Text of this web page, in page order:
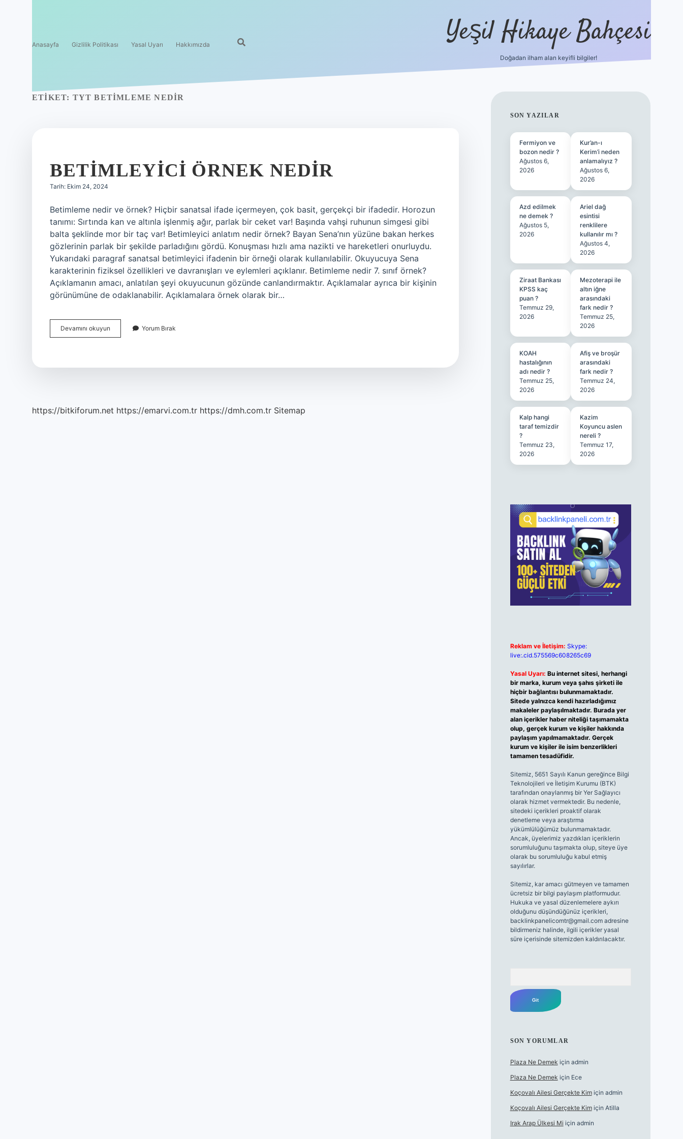
Anasayfa Gizlilik Politikası Yasal Uyarı Hakkımızda Yeşil Hikaye Bahçesi
Doğadan ilham alan keyifli bilgiler!
ETIKET: TYT BETIMLEME NEDIR
BETIMLEYICI ÖRNEK NEDIR
Tarih: Ekim 24, 2024
Betimleme nedir ve örnek? Hiçbir sanatsal ifade içermeyen, çok basit, gerçekçi bir ifadedir. Horozun
tanımı: Sırtında kan ve altınla işlenmiş ağır, parlak bir ceket var! Başında vahşi ruhunun simgesi gibi
balta şeklinde mor bir taç var! Betimleyici anlatım nedir örnek? Bayan Sena’nın yüzüne bakan herkes
gözlerinin parlak bir şekilde parladığını gördü. Konuşması hızlı ama nazikti ve hareketleri onurluydu.
Yukarıdaki paragraf sanatsal betimleyici ifadenin bir örneği olarak kullanılabilir. Okuyucuya Sena
karakterinin fiziksel özellikleri ve davranışları ve eylemleri açıklanır. Betimleme nedir 7. sınıf örnek?
Açıklamanın amacı, anlatılan şeyi okuyucunun gözünde canlandırmaktır. Açıklamalar ayrıca bir kişinin
görünümüne de odaklanabilir. Açıklamalara örnek olarak bir…
Devamını okuyun Betimleyici
Örnek
Yorum Bırak
https://bitkiforum.net https://emarvi.com.tr https://dmh.com.tr Sitemap
SIDEBAR
SON YAZILAR
Fermiyon ve
bozon nedir ?
Ağustos 6,
2026
Kur’an-ı
Kerim’i neden
anlamalıyız ?
Ağustos 6,
2026
Azd edilmek
ne demek ?
Ağustos 5,
2026
Ariel dağ
esintisi
renklilere
kullanılır mı ?
Ağustos 4,
2026
Ziraat Bankası
KPSS kaç
puan ?
Temmuz 29,
2026
Mezoterapi ile
altın iğne
arasındaki
fark nedir ?
Temmuz 25,
2026
KOAH
hastalığının
adı nedir ?
Temmuz 25,
2026
Afiş ve broşür
arasındaki
fark nedir ?
Temmuz 24,
2026
Kalp hangi
taraf temizdir
?
Temmuz 23,
2026
Kazim
Koyuncu aslen
nereli ?
Temmuz 17,
2026
Reklam ve İletişim: Skype:
live:.cid.575569c608265c69
Yasal Uyarı: Bu internet sitesi, herhangi
bir marka, kurum veya şahıs şirketi ile
hiçbir bağlantısı bulunmamaktadır.
Sitede yalnızca kendi hazırladığımız
makaleler paylaşılmaktadır. Burada yer
alan içerikler haber niteliği taşımamakta
olup, gerçek kurum ve kişiler hakkında
paylaşım yapılmamaktadır. Gerçek
kurum ve kişiler ile isim benzerlikleri
tamamen tesadüfidir.
Sitemiz, 5651 Sayılı Kanun gereğince Bilgi
Teknolojileri ve İletişim Kurumu (BTK)
tarafından onaylanmış bir Yer Sağlayıcı
olarak hizmet vermektedir. Bu nedenle,
sitedeki içerikleri proaktif olarak
denetleme veya araştırma
yükümlülüğümüz bulunmamaktadır.
Ancak, üyelerimiz yazdıkları içeriklerin
sorumluluğunu taşımakta olup, siteye üye
olarak bu sorumluluğu kabul etmiş
sayılırlar.
Sitemiz, kar amacı gütmeyen ve tamamen
ücretsiz bir bilgi paylaşım platformudur.
Hukuka ve yasal düzenlemelere aykırı
olduğunu düşündüğünüz içerikleri,
backlinkpanelicomtr@gmail.comadresine
bildirmeniz halinde, ilgili içerikler yasal
süre içerisinde sitemizden kaldırılacaktır.
SON YORUMLAR
Plaza Ne Demek için admin
Plaza Ne Demek için Ece
Koçovalı Ailesi Gerçekte Kimiçin admin
Koçovalı Ailesi Gerçekte Kimiçin Atilla
Irak Arap Ülkesi Mi için admin
ilbet güncel giriş adresiilbet